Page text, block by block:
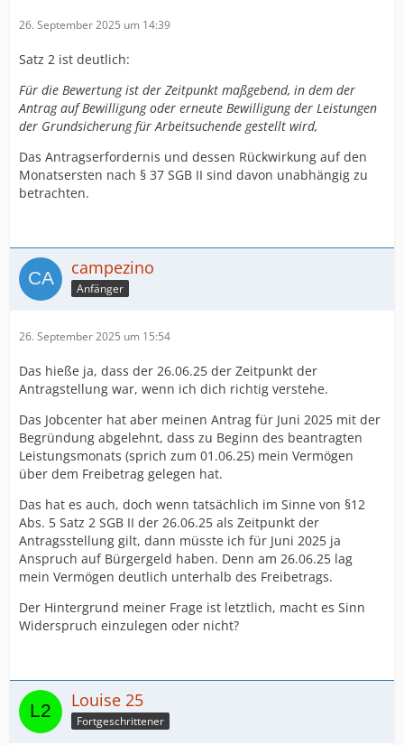
26. September 2025 um 14:39
Satz 2 ist deutlich:
Für die Bewertung ist der Zeitpunkt maßgebend, in dem der
Antrag auf Bewilligung oder erneute Bewilligung der Leistungen
der Grundsicherung für Arbeitsuchende gestellt wird,
Das Antragserfordernis und dessen Rückwirkung auf den
Monatsersten nach § 37 SGB II sind davon unabhängig zu
betrachten.
campezino
Anfänger
26. September 2025 um 15:54
Das hieße ja, dass der 26.06.25 der Zeitpunkt der
Antragstellung war, wenn ich dich richtig verstehe.
Das Jobcenter hat aber meinen Antrag für Juni 2025 mit der
Begründung abgelehnt, dass zu Beginn des beantragten
Leistungsmonats (sprich zum 01.06.25) mein Vermögen
über dem Freibetrag gelegen hat.
Das hat es auch, doch wenn tatsächlich im Sinne von §12
Abs. 5 Satz 2 SGB II der 26.06.25 als Zeitpunkt der
Antragsstellung gilt, dann müsste ich für Juni 2025 ja
Anspruch auf Bürgergeld haben. Denn am 26.06.25 lag
mein Vermögen deutlich unterhalb des Freibetrags.
Der Hintergrund meiner Frage ist letztlich, macht es Sinn
Widerspruch einzulegen oder nicht?
Louise 25
Fortgeschrittener